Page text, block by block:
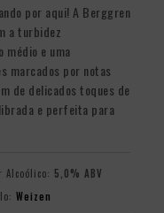
por aqui! A Berggren
a turbidez
e uma
marcados por notas
de delicados toques de
e perfeita para
Alcoólico: 5,0% ABV
Weizen